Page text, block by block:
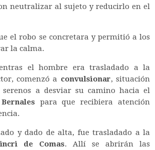
neutralizar al sujeto y reducirlo en el
el robo se concretara y permitió a los
la calma.
el hombre era trasladado a la
comenzó a convulsionar, situación
a desviar su camino hacia el
para que recibiera atención
y dado de alta, fue trasladado a la
de Comas. Allí se abrirán las